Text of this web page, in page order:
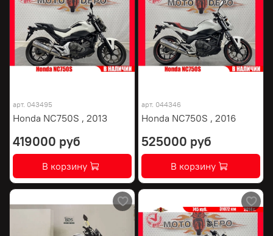
арт. 043495
Honda NC750S , 2013
419000 руб
В корзину
арт. 044346
Honda NC750S , 2016
525000 руб
В корзину